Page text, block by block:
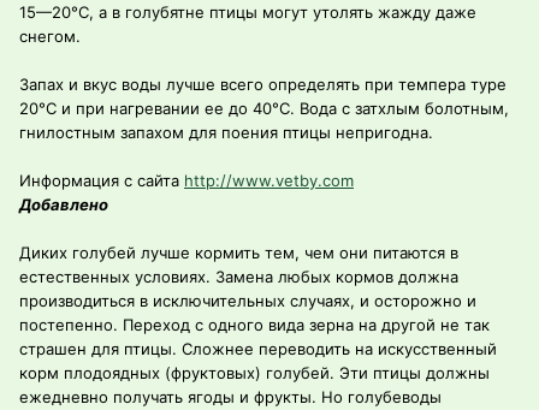
15—20°С, а в голубятне птицы могут утолять жажду даже
снегом.
Запах и вкус воды лучше всего определять при темпера туре
20°С и при нагревании ее до 40°С. Вода с затхлым болотным,
гнилостным запахом для поения птицы непригодна.
Информация с сайта http://www.vetby.com
Добавлено
Диких голубей лучше кормить тем, чем они питаются в
естественных условиях. Замена любых кормов должна
производиться в исключительных случаях, и осторожно и
постепенно. Переход с одного вида зерна на другой не так
страшен для птицы. Сложнее переводить на искусственный
корм плодоядных (фруктовых) голубей. Эти птицы должны
ежедневно получать ягоды и фрукты. Но голубеводы